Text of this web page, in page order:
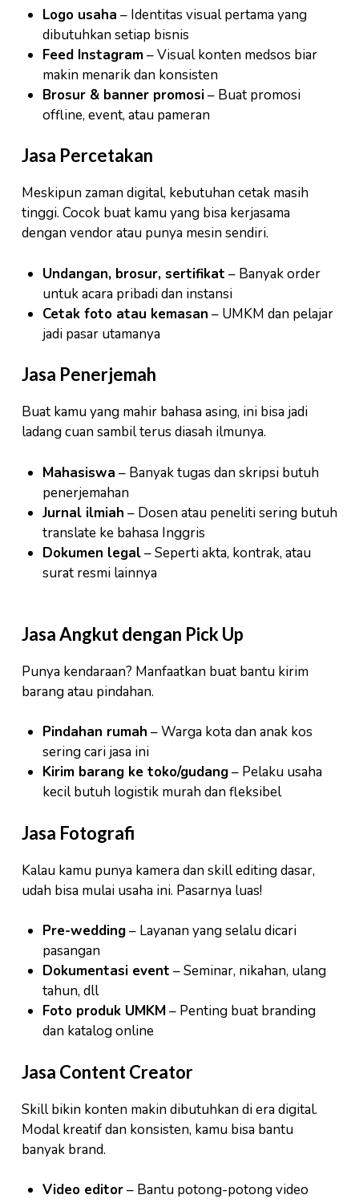
Logo usaha – Identitas visual pertama yang
dibutuhkan setiap bisnis
Feed Instagram– Visual konten medsos biar
makin menarik dan konsisten
Brosur & banner promosi– Buat promosi
offline, event, atau pameran
Jasa Percetakan
Meskipun zaman digital, kebutuhan cetak masih
tinggi. Cocok buat kamu yang bisa kerjasama
dengan vendor atau punya mesin sendiri.
Undangan, brosur, sertifikat – Banyak order
untuk acara pribadi dan instansi
Cetak foto atau kemasan – UMKM dan pelajar
jadi pasar utamanya
Jasa Penerjemah
Buat kamu yang mahir bahasa asing, ini bisa jadi
ladang cuan sambil terus diasah ilmunya.
Mahasiswa – Banyak tugas dan skripsi butuh
penerjemahan
Jurnal ilmiah – Dosen atau peneliti sering butuh
translate ke bahasa Inggris
Dokumen legal– Seperti akta, kontrak, atau
surat resmi lainnya
Jasa Angkut dengan Pick Up
Punya kendaraan? Manfaatkan buat bantu kirim
barang atau pindahan.
Pindahan rumah – Warga kota dan anak kos
sering cari jasa ini
Kirim barang ke toko/gudang– Pelaku usaha
kecil butuh logistik murah dan fleksibel
Jasa Fotografi
Kalau kamu punya kamera dan skill editing dasar,
udah bisa mulai usaha ini. Pasarnya luas!
Pre-wedding– Layanan yang selalu dicari
pasangan
Dokumentasi event – Seminar, nikahan, ulang
tahun, dll
Foto produk UMKM– Penting buat branding
dan katalog online
Jasa Content Creator
Skill bikin konten makin dibutuhkan di era digital.
Modal kreatif dan konsisten, kamu bisa bantu
banyak brand.
Video editor– Bantu potong-potong video